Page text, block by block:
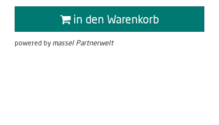
in den Warenkorb
powered by massel Partnerwelt